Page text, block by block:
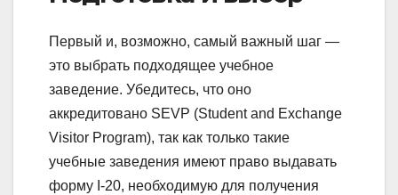
Первый и, возможно, самый важный шаг —
это выбрать подходящее учебное
заведение. Убедитесь, что оно
аккредитовано SEVP (Student and Exchange
Visitor Program), так как только такие
учебные заведения имеют право выдавать
форму I-20, необходимую для получения